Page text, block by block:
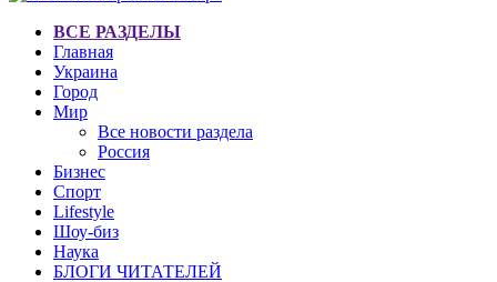
ВСЕ РАЗДЕЛЫ
Главная
Украина
Город
Мир
Все новости раздела
Россия
Бизнес
Спорт
Lifestyle
Шоу-биз
Наука
БЛОГИ ЧИТАТЕЛЕЙ